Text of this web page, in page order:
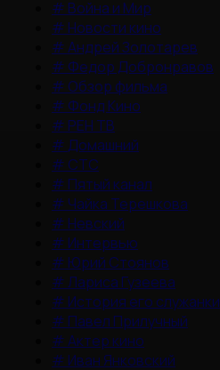
# Война и Мир
# Новости кино
#Андрей Золотарев
# Федор Добронравов
# Обзор фильма
# Фонд Кино
# РЕН ТВ
# Домашний
# СТС
# Пятый канал
# Чайка Терешкова
# Невский
# Интервью
# Юрий Стоянов
#Лариса Гузеева
# История его служанки
# Павел Прилучный
#Актер кино
# Иван Янковский